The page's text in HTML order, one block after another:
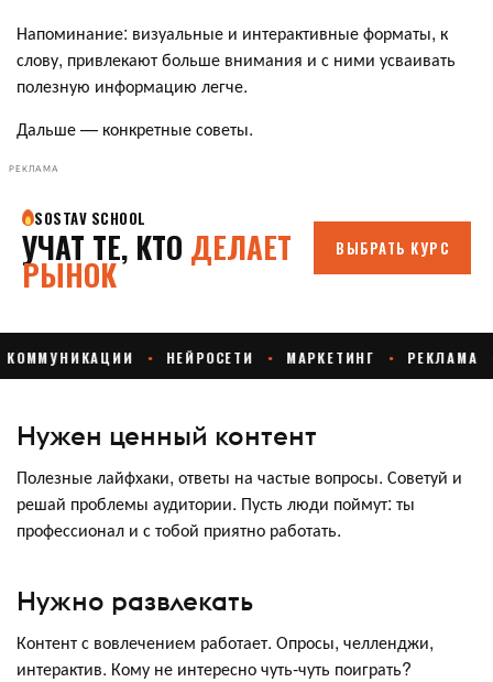
Напоминание: визуальные и интерактивные форматы, к
слову, привлекают больше внимания и с ними усваивать
полезную информацию легче.
Дальше — конкретные советы.
РЕКЛАМА
Нужен ценный контент
Полезные лайфхаки, ответы на частые вопросы. Советуй и
решай проблемы аудитории. Пусть люди поймут: ты
профессионал и с тобой приятно работать.
Нужно развлекать
Контент с вовлечением работает. Опросы, челленджи,
интерактив. Кому не интересно чуть-чуть поиграть?